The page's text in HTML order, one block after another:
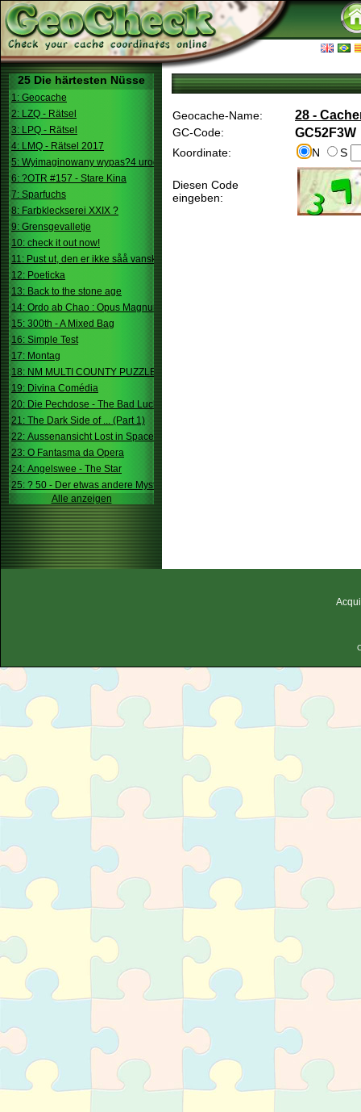
25 Die härtesten Nüsse
1: Geocache
2: LZQ - Rätsel
3: LPQ - Rätsel
4: LMQ - Rätsel 2017
5: Wyimaginowany wypas?4 urodziny
6: ?OTR #157 - Stare Kina
7: Sparfuchs
8: Farbkleckserei XXIX ?
9: Grensgevalletje
10: check it out now!
11: Pust ut, den er ikke såå vanskelig.
12: Poeticka
13: Back to the stone age
14: Ordo ab Chao : Opus Magnum
15: 300th - A Mixed Bag
16: Simple Test
17: Montag
18: NM MULTI COUNTY PUZZLE
19: Divina Comédia
20: Die Pechdose - The Bad Luck Box
21: The Dark Side of ... (Part 1)
22: Aussenansicht Lost in Space
23: O Fantasma da Opera
24: Angelswee - The Star
25: ? 50 - Der etwas andere Mystery
Alle anzeigen
Geocache-Name: 28 -
GC-Code: GC52F3W
Koordinate: N S
Diesen Code
eingeben: